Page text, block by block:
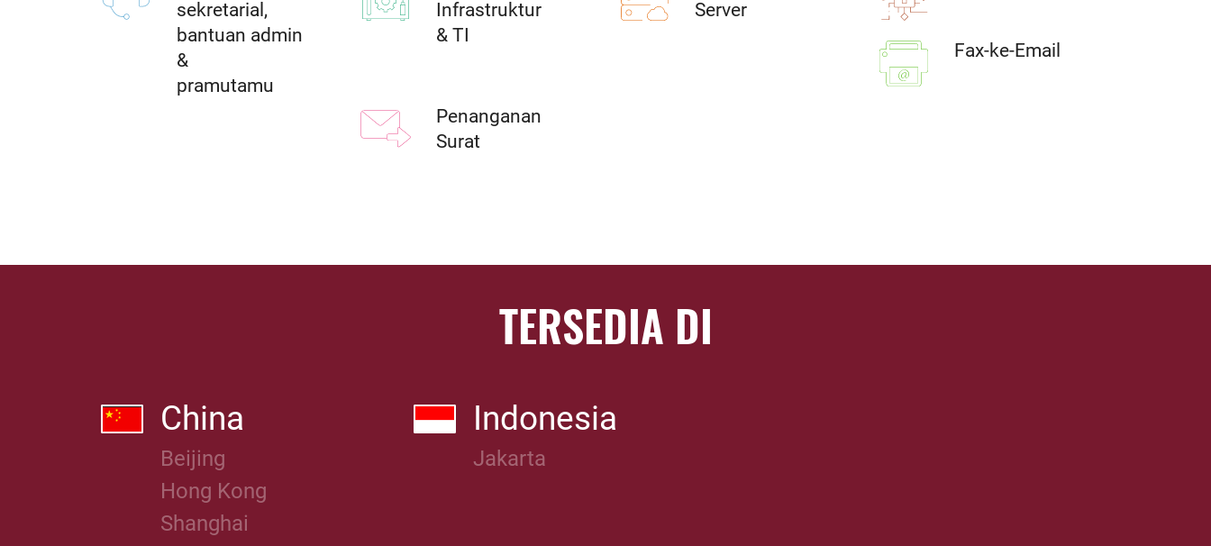
sekretarial,
bantuan admin
&
pramutamu
Infrastruktur
& TI
Server
Fax-ke-Email
Penanganan
Surat
TERSEDIA DI
China
Beijing
Hong Kong
Shanghai
Indonesia
Jakarta